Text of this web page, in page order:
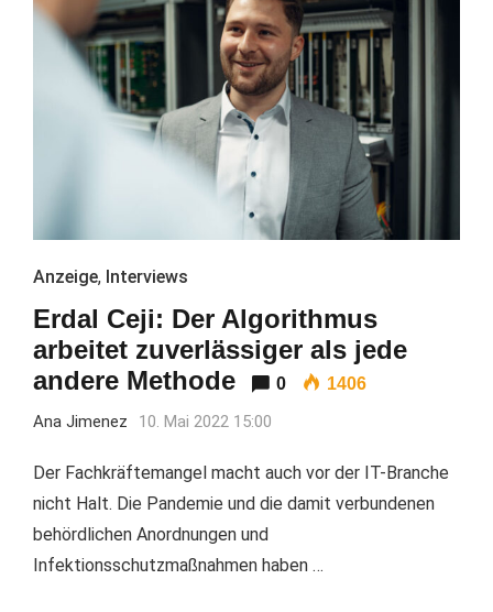
Anzeige, Interviews
Erdal Ceji: Der Algorithmus
arbeitet zuverlässiger als jede
andere Methode
0 1406
Ana Jimenez 10. Mai 2022 15:00
Der Fachkräftemangel macht auch vor der IT-Branche
nicht Halt. Die Pandemie und die damit verbundenen
behördlichen Anordnungen und
Infektionsschutzmaßnahmen haben …